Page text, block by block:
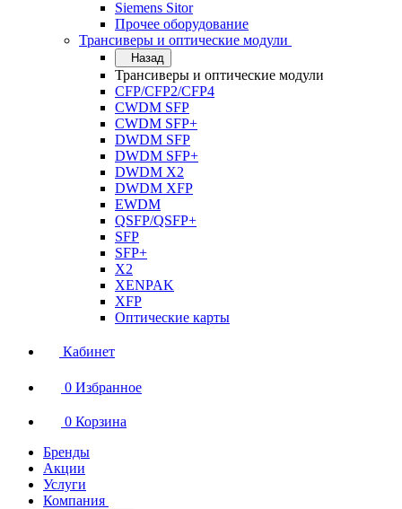
Siemens Sitor
Прочее оборудование
Трансиверы и оптические модули
Назад
Трансиверы и оптические модули
CFP/CFP2/CFP4
CWDM SFP
CWDM SFP+
DWDM SFP
DWDM SFP+
DWDM X2
DWDM XFP
EWDM
QSFP/QSFP+
SFP
SFP+
X2
XENPAK
XFP
Оптические карты
Кабинет
0 Избранное
0 Корзина
Бренды
Акции
Услуги
Компания